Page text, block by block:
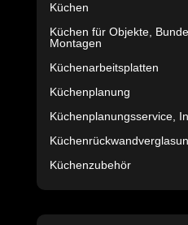
Küchen
Küchen für Objekte,
Montagen
Küchenarbeitsplatten
Küchenplanung
Küchenplanungsservice,
Küchenzubehör